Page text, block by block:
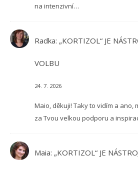
na intenzivní…
Radka: „KORTIZOL“ JE
VOLBU
24. 7. 2026
Maio, děkuji! Taky to vidím a ano,
za Tvou velkou podporu a
Maia: „KORTIZOL“ JE